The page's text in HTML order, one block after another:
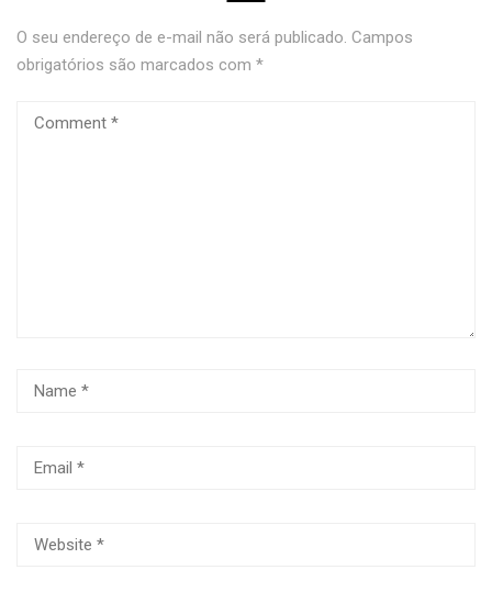
O seu endereço de e-mail não será publicado. Campos
obrigatórios são marcados com *